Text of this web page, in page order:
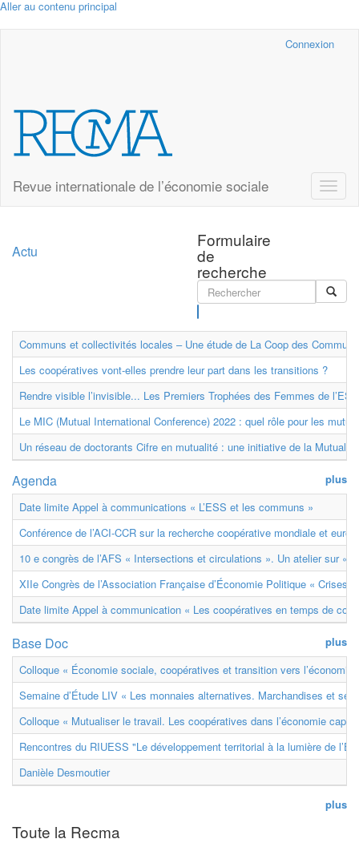
Aller au contenu principal
Connexion
Revue internationale de l’économie sociale
Toggle
Formulaire
de
recherche
Actu
Communs et collectivités locales – Une étude de La Coop des
Les coopératives vont-elles prendre leur part dans les transitions ?
Rendre visible l’invisible... Les Premiers Trophées des Femmes de
Le MIC (Mutual International Conference) 2022 : quel rôle pour les
Un réseau de doctorants Cifre en mutualité : une initiative de la
plus
Agenda
Date limite Appel à communications « L’ESS et les communs »
Conférence de l’ACI-CCR sur la recherche coopérative mondiale et
10 e congrès de l’AFS « Intersections et circulations ». Un atelier sur «
XIIe Congrès de l’Association Française d’Économie Politique « Crises
Date limite Appel à communication « Les coopératives en temps de
plus
Base Doc
Colloque « Économie sociale, coopératives et transition vers
Semaine d’Étude LIV « Les monnaies alternatives. Marchandises et
Colloque « Mutualiser le travail. Les coopératives dans l’économie
Rencontres du RIUESS "Le développement territorial à la lumière de
Danièle Desmoutier
plus
Toute la Recma